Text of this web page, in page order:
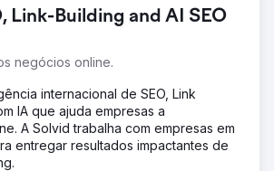
Link-Building and AI SEO
negócios online.
internacional de SEO, Link
IA que ajuda empresas a
A Solvid trabalha com empresas em
entregar resultados impactantes de